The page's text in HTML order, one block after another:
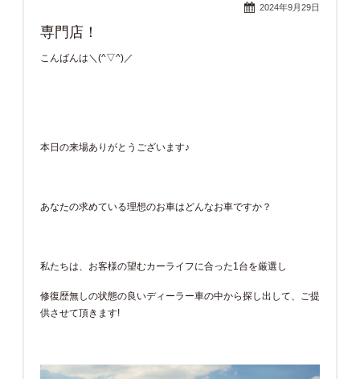
2024年9月29日
専門店！
こんばんは＼(^▽^)／
本日の来場ありがとうございます♪
あなたの求めている理想のお車はどんなお車ですか？
私たちは、お客様の望むカーライフに合った1台を厳選し
修復歴無しの状態の良いディーラー車の中から探し出して、ご提
供させて頂きます!